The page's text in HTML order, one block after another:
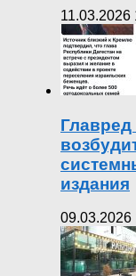
11.03.2026
издания
09.03.2026